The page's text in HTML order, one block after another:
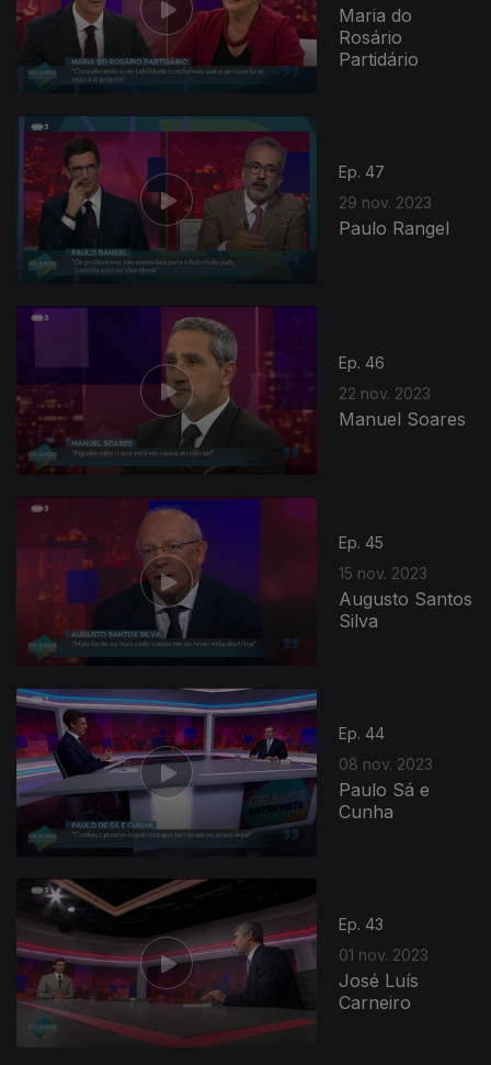
Maria do
Rosário
Partidário
Ep. 47
29 nov. 2023
Paulo Rangel
Ep. 46
22 nov. 2023
Manuel Soares
Ep. 45
15 nov. 2023
Augusto Santos
Silva
Ep. 44
08 nov. 2023
Paulo Sá e
Cunha
Ep. 43
01 nov. 2023
José Luís
Carneiro